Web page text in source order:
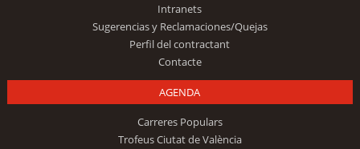
Intranets
Sugerencias y Reclamaciones/Quejas
Perfil del contractant
Contacte
AGENDA
Carreres Populars
Trofeus Ciutat de València